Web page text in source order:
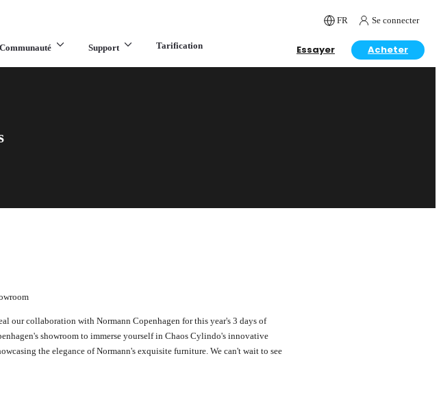
FR Se connecter
Communauté Support Tarification Essayer Acheter
our collaboration with Normann Copenhagen for this year's 3 days of
showroom to immerse yourself in Chaos Cylindo's innovative
the elegance of Normann's exquisite furniture. We can't wait to see